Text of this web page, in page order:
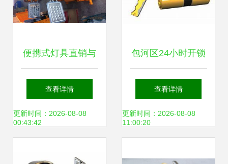
便携式灯具直销与
锁具销售及维修一
体化服务解决方案
查看详情
更新时间：2026-08-08
00:43:42
包河区24小时开锁
服务 专业正规，锁
具销售与维修一站
查看详情
更新时间：2026-08-08
11:00:20